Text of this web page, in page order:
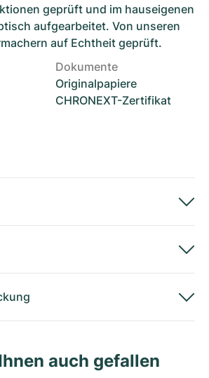
geprüft und im hauseigenen
aufgearbeitet. Von unseren
auf Echtheit geprüft.
Dokumente
Originalpapiere
CHRONEXT-Zertifikat
auch gefallen